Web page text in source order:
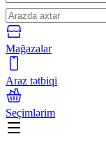
Mağazalar
Araz tətbiqi
Seçimlərim